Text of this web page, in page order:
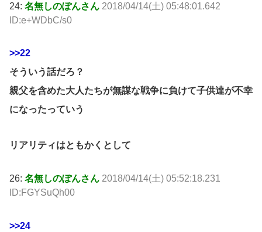
24: 名無しのぽんさん 2018/04/14(土) 05:48:01.642
ID:e+WDbC/s0
>>22
そういう話だろ？
親父を含めた大人たちが無謀な戦争に負けて子供達が不幸
になったっていう
リアリティはともかくとして
26: 名無しのぽんさん 2018/04/14(土) 05:52:18.231
ID:FGYSuQh00
>>24